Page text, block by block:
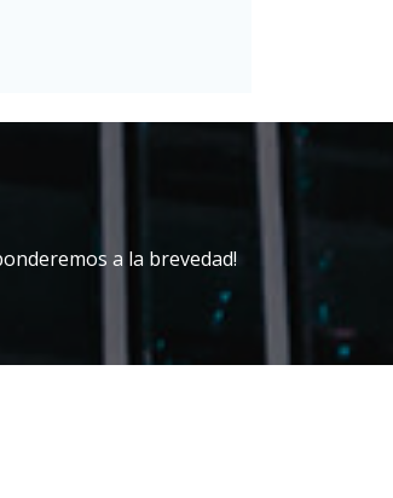
a la brevedad!